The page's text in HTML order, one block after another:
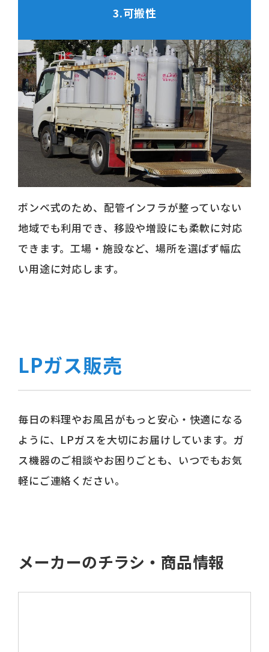
3.可搬性
ボンベ式のため、配管インフラが整っていない
地域でも利用でき、移設や増設にも柔軟に対応
できます。工場・施設など、場所を選ばず幅広
い用途に対応します。
LPガス販売
毎日の料理やお風呂がもっと安心・快適になる
ように、LPガスを大切にお届けしています。ガ
ス機器のご相談やお困りごとも、いつでもお気
軽にご連絡ください。
メーカーのチラシ・商品情報